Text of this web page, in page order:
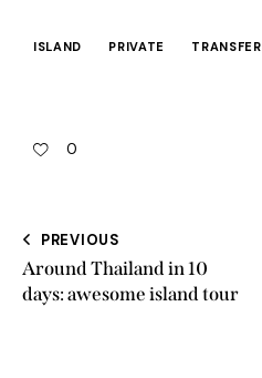
ISLAND PRIVATE TRANSFER
0
PREVIOUS
Around Thailand in 10
days: awesome island tour